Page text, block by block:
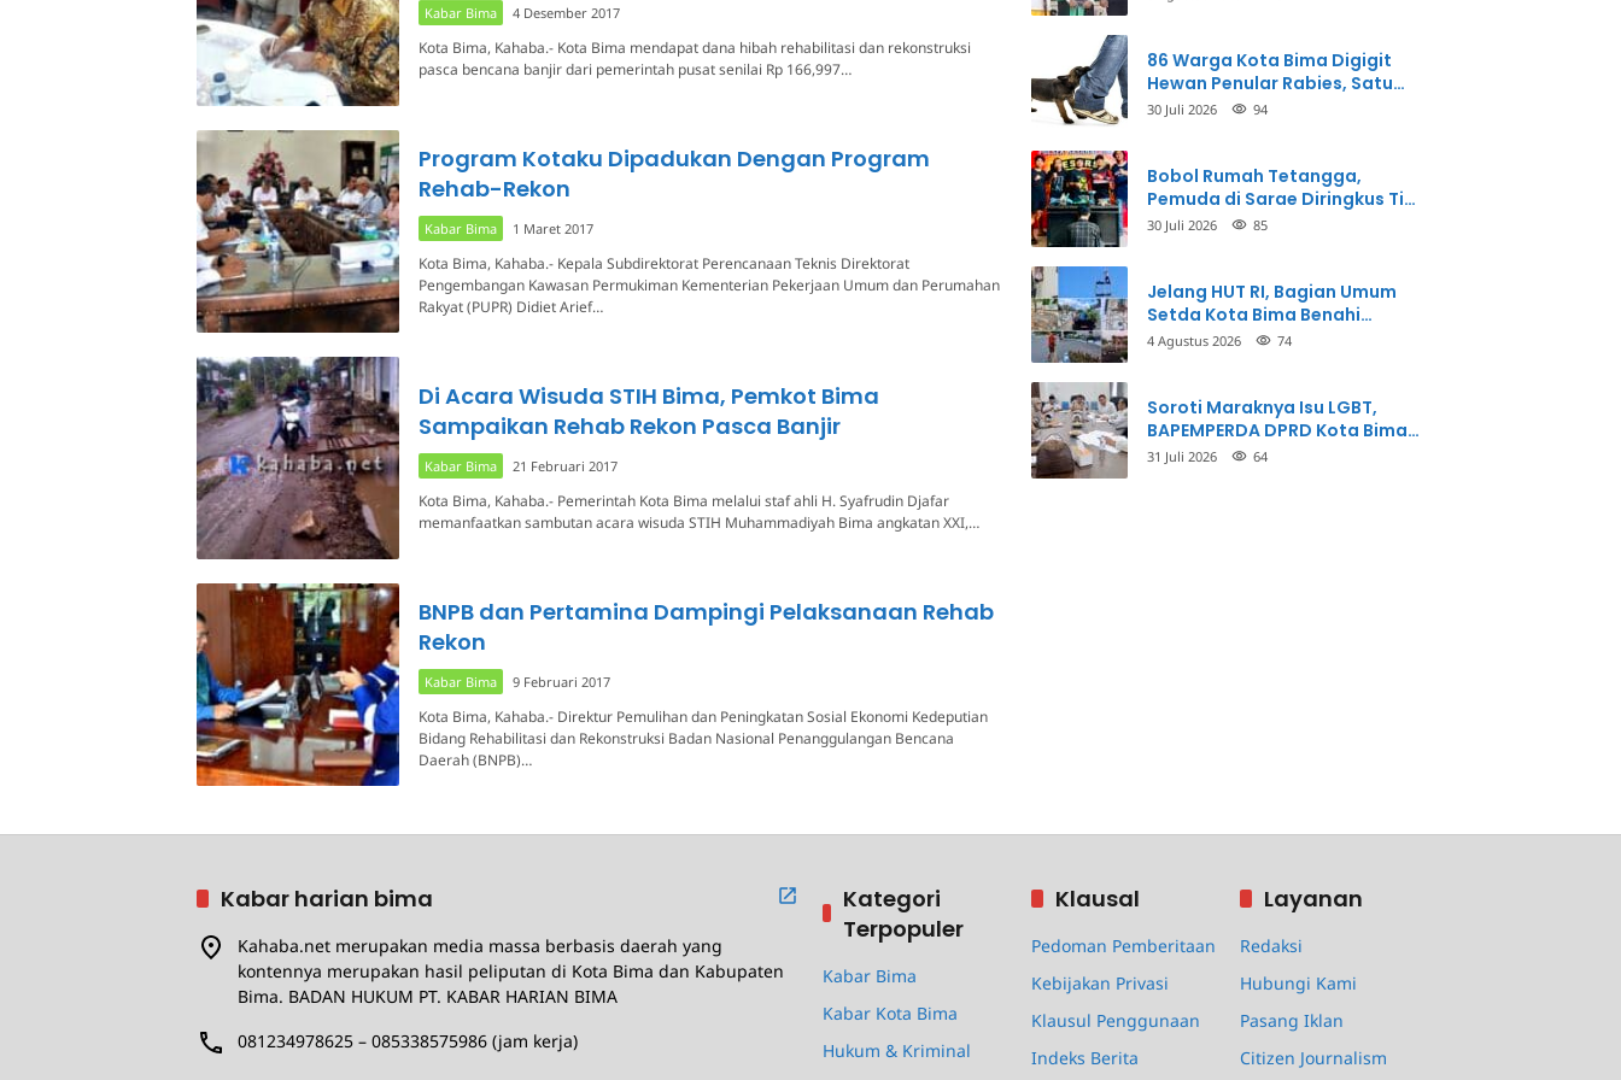
Kabar Bima 4 Desember 2017
Kota Bima, Kahaba.- Kota Bima mendapat dana hibah rehabilitasi dan rekonstruksi
pasca bencana banjir dari pemerintah pusat senilai Rp 166,997…
Program Kotaku Dipadukan Dengan Program
Rehab-Rekon
Kabar Bima 1 Maret 2017
Kota Bima, Kahaba.- Kepala Subdirektorat Perencanaan Teknis Direktorat
Pengembangan Kawasan Permukiman Kementerian Pekerjaan Umum dan Perumahan
Rakyat (PUPR) Didiet Arief…
Di Acara Wisuda STIH Bima, Pemkot Bima
Sampaikan Rehab Rekon Pasca Banjir
Kabar Bima 21 Februari 2017
Kota Bima, Kahaba.- Pemerintah Kota Bima melalui staf ahli H. Syafrudin Djafar
memanfaatkan sambutan acara wisuda STIH Muhammadiyah Bima angkatan XXI,…
BNPB dan Pertamina Dampingi Pelaksanaan Rehab
Rekon
Kabar Bima 9 Februari 2017
Kota Bima, Kahaba.- Direktur Pemulihan dan Peningkatan Sosial Ekonomi Kedeputian
Bidang Rehabilitasi dan Rekonstruksi Badan Nasional Penanggulangan Bencana
Daerah (BNPB)…
86 Warga Kota Bima Digigit
Hewan Penular Rabies, Satu
Korban Meninggal Dunia
30 Juli 2026 94
Bobol Rumah Tetangga,
Pemuda di Sarae Diringkus Tim
Opsnal Polsek Rasbar
30 Juli 2026 85
Jelang HUT RI, Bagian Umum
Setda Kota Bima Benahi
Kantor Pemkot
4 Agustus 2026 74
Soroti Maraknya Isu LGBT,
BAPEMPERDA DPRD Kota Bima
Mulai Bahas Rancangan Perda
31 Juli 2026 64
Kabar harian bima
Kahaba.net merupakan media massa berbasis daerah yang
kontennya merupakan hasil peliputan di Kota Bima dan Kabupaten
Bima. BADAN HUKUM PT. KABAR HARIAN BIMA
081234978625 – 085338575986 (jam kerja)
Kategori
Terpopuler
Kabar Bima
Kabar Kota Bima
Hukum & Kriminal
Klausal
Pedoman Pemberitaan
Kebijakan Privasi
Klausul Penggunaan
Indeks Berita
Layanan
Redaksi
Hubungi Kami
Pasang Iklan
Citizen Journalism